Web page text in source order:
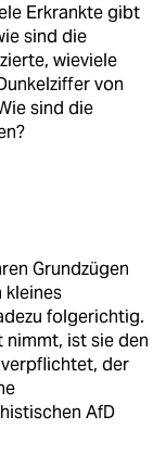
Erkrankte gibt
sind die
wieviele
von
sind die
Grundzügen
kleines
folgerichtig.
nimmt, ist sie den
der
AfD